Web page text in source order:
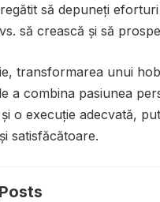
să depuneți
să crească și să
transformarea unui
a combina pasiunea
o execuție adecvată,
satisfăcătoare.